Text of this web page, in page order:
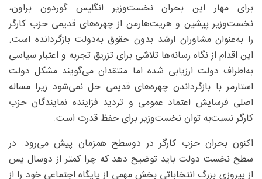
برای مهار این بحران نخست‌وزیر انگلیس گوردون براون،
نخست‌وزیر پیشین و هریت‌هارمن از چهره‌های قدیمی حزب کارگر
را به‌عنوان مشاوران ارشد بدون حقوق به‌دولت بازگردانده است.
این اقدام از نگاه رسانه‌ها تلاشی برای تزریق تجربه و اعتبار سیاسی
به‌اطراف دولت ارزیابی شده اما منتقدان می‌گویند مشکل دولت
استارمر با بازگرداندن چهره‌های قدیمی حل نمی‌شود زیرا مساله
اصلی فرسایش اعتماد عمومی و تردید فزاینده نمایندگان حزب
کارگر نسبت‌به ‌توان نخست‌وزیر برای حفظ قدرت است.
اکنون بحران حزب کارگر در دوسطح همزمان پیش می‌رود. در
سطح نخست دولت باید توضیح دهد که چرا کمتر از دوسال پس
از پیروزی بزرگ انتخاباتی بخش مهمی از پایگاه اجتماعی خود را از